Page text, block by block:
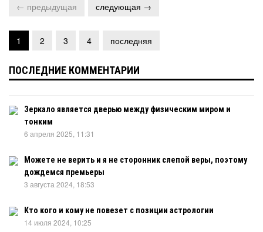
← предыдущая следующая →
1 2 3 4 последняя
ПОСЛЕДНИЕ КОММЕНТАРИИ
Зеркало является дверью между физическим миром и
тонким
6 апреля 2025, 11:31
Можете не верить и я не сторонник слепой веры, поэтому
дождемся премьеры
3 августа 2024, 18:53
Кто кого и кому не повезет с позиции астрологии
14 июля 2024, 10:25